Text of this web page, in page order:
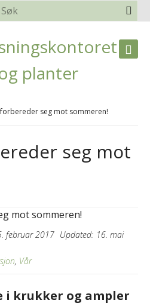
seg mot sommeren!
seg mot
februar 2017 Updated: 16. mai
, Vår
i krukker og ampler